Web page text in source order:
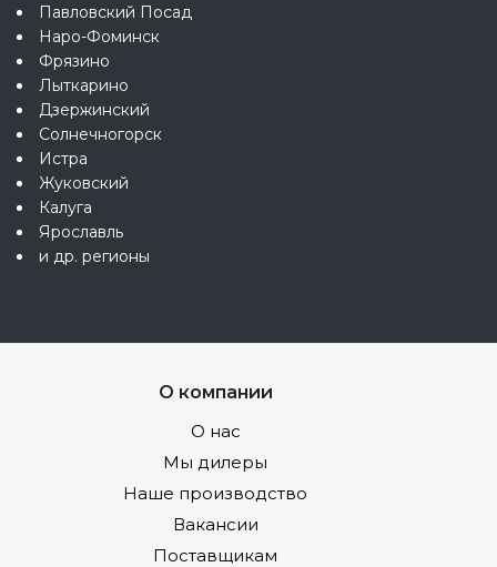
Павловский Посад
Наро-Фоминск
Фрязино
Лыткарино
Дзержинский
Солнечногорск
Истра
Жуковский
Калуга
Ярославль
и др. регионы
О компании
О нас
Мы дилеры
Наше производство
Вакансии
Поставщикам